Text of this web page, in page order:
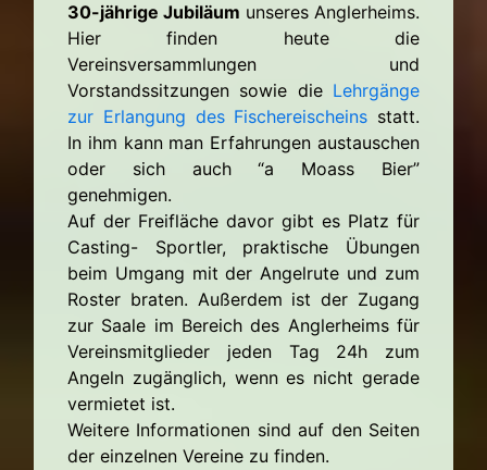
30-jährige Jubiläum unseres Anglerheims.
Hier finden heute die
Vereinsversammlungen und
Vorstandssitzungen sowie die Lehrgänge
zur Erlangung des Fischereischeins statt.
In ihm kann man Erfahrungen austauschen
oder sich auch “a Moass Bier”
genehmigen.
Auf der Freifläche davor gibt es Platz für
Casting- Sportler, praktische Übungen
beim Umgang mit der Angelrute und zum
Roster braten. Außerdem ist der Zugang
zur Saale im Bereich des Anglerheims für
Vereinsmitglieder jeden Tag 24h zum
Angeln zugänglich, wenn es nicht gerade
vermietet ist.
Weitere Informationen sind auf den Seiten
der einzelnen Vereine zu finden.